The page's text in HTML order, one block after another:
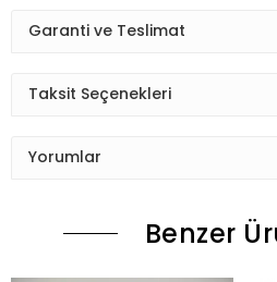
Garanti ve Teslimat
Taksit Seçenekleri
Yorumlar
Benzer